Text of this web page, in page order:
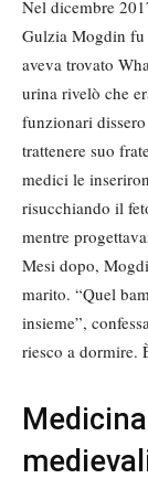
Nel dicembre
Gulzia Mogdin fu
aveva trovato
urina rivelò che
funzionari
trattenere suo
medici le
risucchiando il
mentre
Mesi dopo,
marito. “Quel
insieme”,
riesco a dormire.